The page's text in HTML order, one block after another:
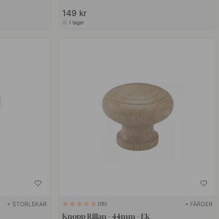
149 kr
I lager
+ STORLEKAR 15 + FÄRGER
Knopp Rillan - 44mm - Ek